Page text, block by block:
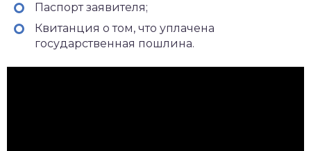
Паспорт заявителя;
Квитанция о том, что уплачена
государственная пошлина.